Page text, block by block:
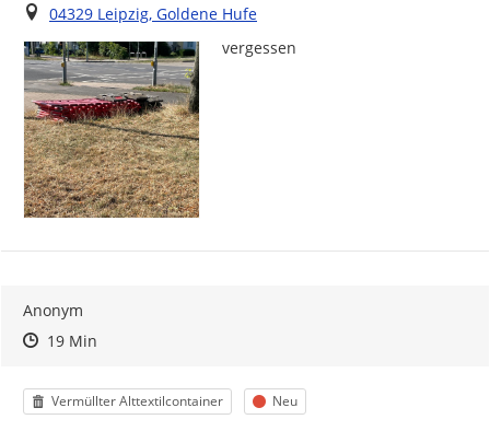
Ort
04329 Leipzig, Goldene Hufe
vergessen
Anonym
Zeitpunkt des Erstellens
Zeitpunkt des Erstellens
19 MinZur Äußerung
Kategorie
Vermüllter Alttextilcontainer Status
Neu